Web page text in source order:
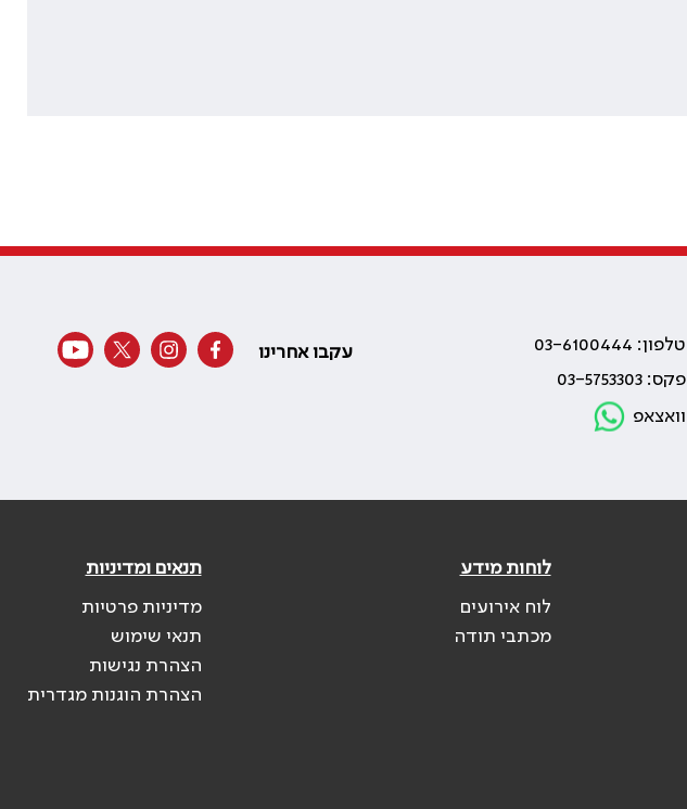
טלפון: 03-6100444
פקס: 03-5753303
וואצאפ
עקבו אחרינו
לוחות מידע
לוח אירועים
מכתבי תודה
תנאים ומדיניות
מדיניות פרטיות
תנאי שימוש
הצהרת נגישות
הצהרת הוגנות מגדרית